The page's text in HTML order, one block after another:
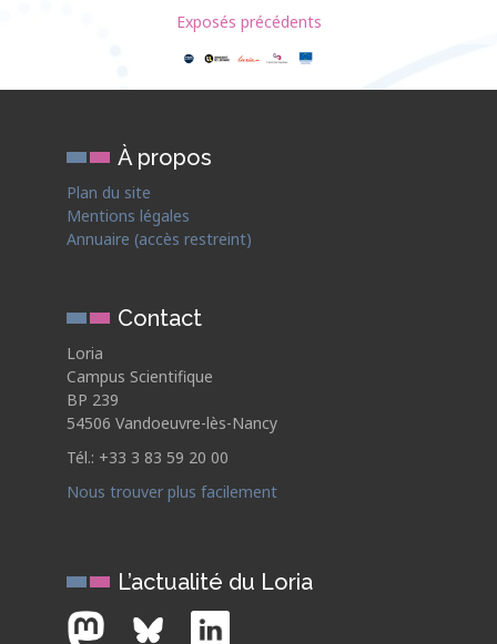
Exposés précédents
À propos
Plan du site
Mentions légales
Annuaire (accès restreint)
Contact
Loria
Campus Scientifique
BP 239
54506 Vandoeuvre-lès-Nancy
Tél.: +33 3 83 59 20 00
Nous trouver plus facilement
L’actualité du Loria